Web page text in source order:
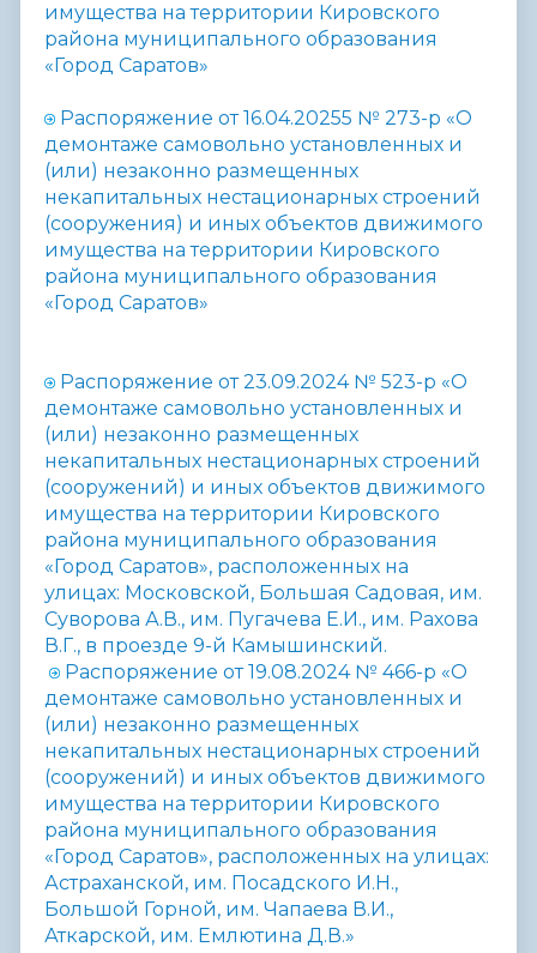
имущества на территории Кировского
района муниципального образования
«Город Саратов»
Распоряжение от 16.04.20255 № 273-р «О
демонтаже самовольно установленных и
(или) незаконно размещенных
некапитальных нестационарных строений
(сооружения) и иных объектов движимого
имущества на территории Кировского
района муниципального образования
«Город Саратов»
Распоряжение от 23.09.2024 № 523-р «О
демонтаже самовольно установленных и
(или) незаконно размещенных
некапитальных нестационарных строений
(сооружений) и иных объектов движимого
имущества на территории Кировского
района муниципального образования
«Город Саратов», расположенных на
улицах: Московской, Большая Садовая, им.
Суворова А.В., им. Пугачева Е.И., им. Рахова
В.Г., в проезде 9-й Камышинский.
Распоряжение от 19.08.2024 № 466-р «О
демонтаже самовольно установленных и
(или) незаконно размещенных
некапитальных нестационарных строений
(сооружений) и иных объектов движимого
имущества на территории Кировского
района муниципального образования
«Город Саратов», расположенных на улицах:
Астраханской, им. Посадского И.Н.,
Большой Горной, им. Чапаева В.И.,
Аткарской, им. Емлютина Д.В.»